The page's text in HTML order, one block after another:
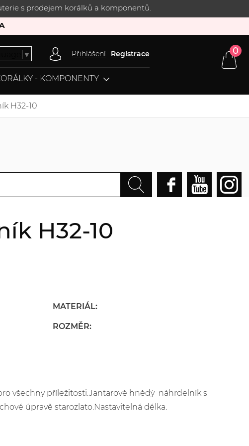
s prodejem korálků a komponentů.
▼ Přihlášení Registrace 0
- KOMPONENTY
H32-10
H32-10
MATERIÁL:
ROZMĚR:
všechny příležitosti.Jantarově hnědý náhrdelník s
úpravě starozlato.Nastavitelná délka.